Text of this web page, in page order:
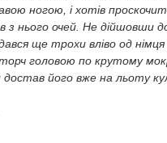
ногою, і хотів
нього очей. Не дійшовши
ще трохи вліво од німця
головою по крутому
його вже на льоту